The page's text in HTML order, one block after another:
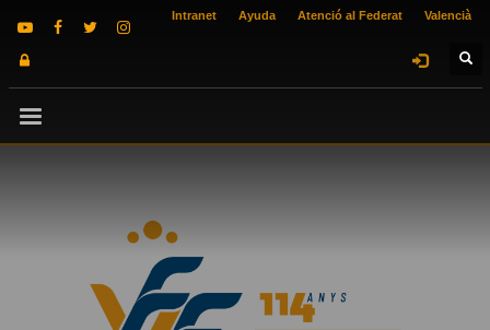
Intranet Ayuda Atenció al Federat Valencià